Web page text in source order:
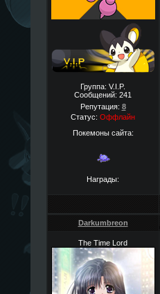
Группа: V.I.P.
Сообщений: 241
Репутация: 8
Статус: Оффлайн
Покемоны сайта:
Награды:
Darkumbreon
The Time Lord